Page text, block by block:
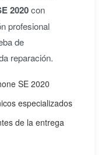
2020con
profesional
de
reparación.
SE 2020
especializados
de la entrega